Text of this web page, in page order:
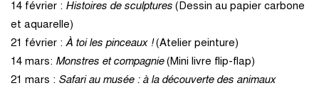
14 février : Histoires de sculptures (Dessin au papier carbone
et aquarelle)
21 février : À toi les pinceaux !(Atelier peinture)
14 mars: Monstres et compagnie(Mini livre flip-flap)
21 mars : Safari au musée : à la découverte des animaux